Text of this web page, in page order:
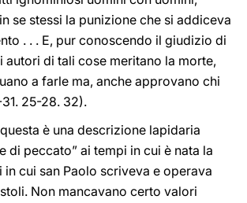
se stessi la punizione che si addiceva
. . . E, pur conoscendo il giudizio di
autori di tali cose meritano la morte,
a farle ma, anche approvano chi
25-28. 32).
è una descrizione lapidaria
di peccato” ai tempi in cui è nata la
in cui san Paolo scriveva e operava
Non mancavano certo valori